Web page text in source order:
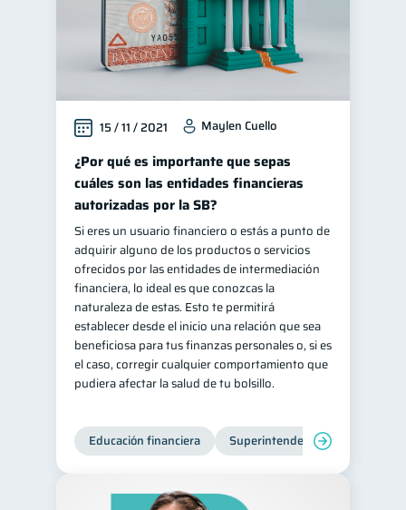
Derechos & Deberes
Superintendencia de Bancos 4
Inversiones 2
Finanzas Personales 1
Finanzas en Pareja 1
Educación Financiera 1
Mipymes 1
Información financiera
Salud mental 1 ahorro 1
Retiro 1 Doble sueldo 1
Gasto responsable 1
información financiera 1
15 / 11 / 2021 Maylen Cuello
¿Por qué es importante que sepas
cuáles son las entidades financieras
autorizadas por la SB?
Si eres un usuario financiero o estás a punto de
adquirir alguno de los productos o servicios
ofrecidos por las entidades de intermediación
financiera, lo ideal es que conozcas la
naturaleza de estas. Esto te permitirá
establecer desde el inicio una relación que sea
beneficiosa para tus finanzas personales o, si es
el caso, corregir cualquier comportamiento que
pudiera afectar la salud de tu bolsillo.
Educación financiera Superintendencia de Bancos